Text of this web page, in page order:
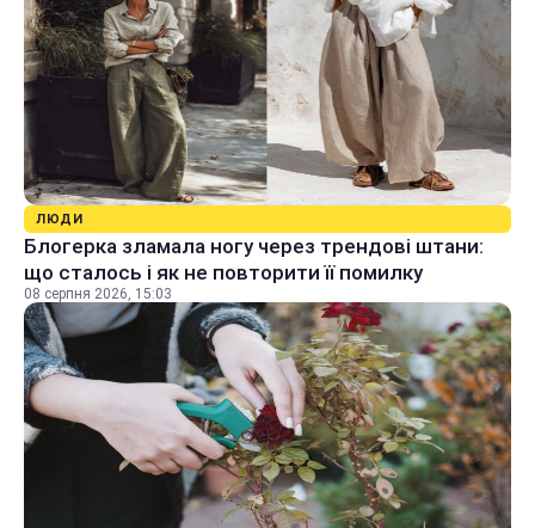
ЛЮДИ
Блогерка зламала ногу через трендові штани:
що сталось і як не повторити її помилку
08 серпня 2026, 15:03